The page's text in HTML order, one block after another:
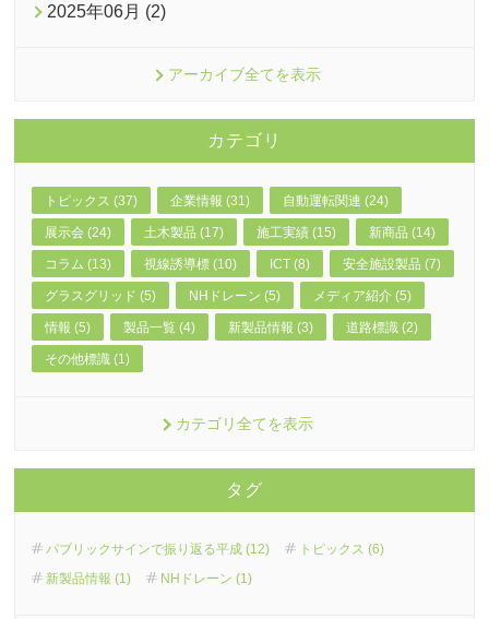
2025年06月 (2)
アーカイブ全てを表示
カテゴリ
トピックス (37) 企業情報 (31) 自動運転関連 (24)
展示会 (24) 土木製品 (17) 施工実績 (15) 新商品 (14)
コラム (13) 視線誘導標 (10) ICT (8) 安全施設製品 (7)
グラスグリッド (5) NHドレーン (5) メディア紹介 (5)
情報 (5) 製品一覧 (4) 新製品情報 (3) 道路標識 (2)
その他標識 (1)
カテゴリ全てを表示
タグ
パブリックサインで振り返る平成 (12)
トピックス (6)
新製品情報 (1)
NHドレーン (1)